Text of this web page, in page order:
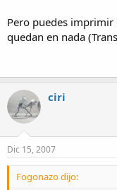
Pero puedes
quedan en nada
ciri
Dic 15, 2007
Fogonazo dijo: